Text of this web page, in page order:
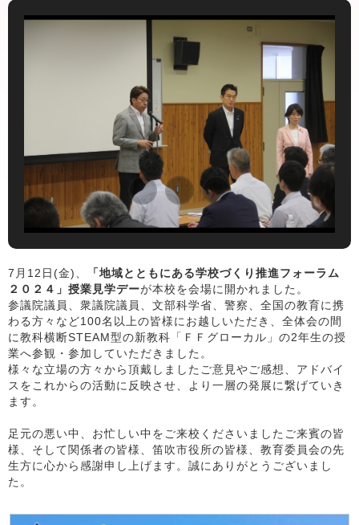
7月12日(金)、
「地域とともにある学校づくり推進フォーラム
２０２４」授業見学デーが本校を会場に開かれました。
参議院議員、衆議院議員、文部科学省、警察、全国の教育に携
わる方々など100名以上の皆様にお越しいただき、全体会の間
に教科横断STEAM型の新教科「ＦＦグローカル」の2年生の授
業へ参観・参加していただきました。
様々な立場の方々から頂戴しましたご意見やご感想、アドバイ
スをこれからの活動に反映させ、より一層の発展に繋げていき
ます。
足元の悪い中、お忙しい中をご来校くださいましたご来賓の皆
様、そして関係者の皆様、笛吹市役所の皆様、教育委員会の先
生方に心から感謝申し上げます。誠にありがとうございまし
た。